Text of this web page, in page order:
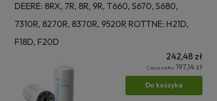
DEERE: 8RX, 7R, 8R, 9R, T660, S670, S680,
7310R, 8270R, 8370R, 9520R ROTTNE: H21D,
F18D, F20D
242,48 zł
Cena netto: 197,14 zł
Do koszyka